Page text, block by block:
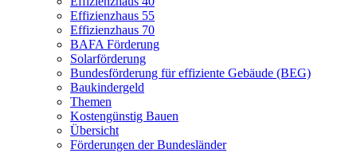
Effizienzhaus 55
Effizienzhaus 70
BAFA Förderung
Solarförderung
Bundesförderung für effiziente Gebäude (BEG)
Baukindergeld
Themen
Kostengünstig Bauen
Übersicht
Förderungen der Bundesländer